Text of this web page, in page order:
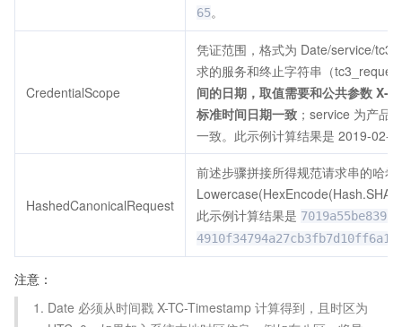
65。
CredentialScope
凭证范围，格式为 Date/service/
求的服务和终止字符串（
间的日期，取值需要和公共参数 X-
标准时间日期一致 ；service 为产品
一致。此示例计算结果是 2019-02-
HashedCanonicalRequest
前述步骤拼接所得规范请求串的哈
此示例计算结果是
注意：
Date 必须从时间戳 X-TC-Timestamp 计算得到，且时区为